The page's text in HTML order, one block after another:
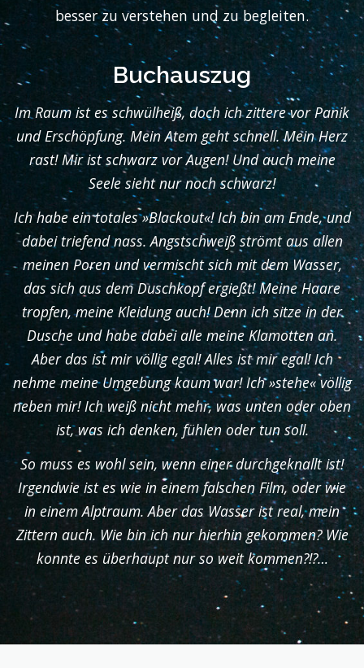
besser zu verstehen und zu begleiten.
Buchauszug
Im Raum ist es schwülheiß, doch ich zittere vor Panik
und Erschöpfung. Mein Atem geht schnell. Mein Herz
rast! Mir ist schwarz vor Augen! Und auch meine
Seele sieht nur noch schwarz!
Ich habe ein totales »Blackout«! Ich bin am Ende, und
dabei triefend nass. Angstschweiß strömt aus allen
meinen Poren und vermischt sich mit dem Wasser,
das sich aus dem Duschkopf ergießt! Meine Haare
tropfen, meine Kleidung auch! Denn ich sitze in der
Dusche und habe dabei alle meine Klamotten an.
Aber das ist mir völlig egal! Alles ist mir egal! Ich
nehme meine Umgebung kaum war! Ich »stehe« völlig
neben mir! Ich weiß nicht mehr, was unten oder oben
ist, was ich denken, fühlen oder tun soll.
So muss es wohl sein, wenn einer durchgeknallt ist!
Irgendwie ist es wie in einem falschen Film, oder wie
in einem Alptraum. Aber das Wasser ist real, mein
Zittern auch. Wie bin ich nur hierhin gekommen? Wie
konnte es überhaupt nur so weit kommen?!?…